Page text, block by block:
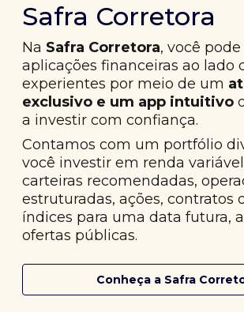
Safra Corretora
Na Safra Corretora, você
aplicações financeiras ao lado
experientes por meio de um
exclusivo e um app intuitivo
a investir com confiança.
Contamos com um portfólio
você investir em renda
carteiras recomendadas,
estruturadas, ações, contratos
índices para uma data futura,
ofertas públicas.
Conheça a Safra